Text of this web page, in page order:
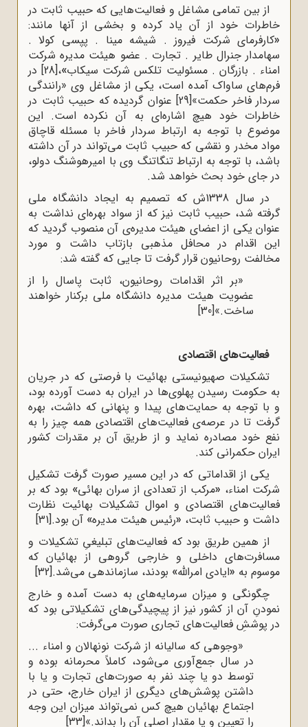
از بین تمامی مشاغل و فعالیت‌هایی که حبیب ثابت در
خاطرات خود از آن یاد کرده و بخشی از آنها مانند:
«کارفرمای شرکت فیروز . شیشه مینا . پپسی کولا .
سهامدار جنرال طایر . تجارت . عضو هیئت مدیره شرکت
امناء . بازرگان . مسئولیت تلکس شرکت سیکاب»،[28] در
فرم‌های ساواک آمده است، یکی از مشاغل وی «رانندگی
سردار فاخر حکمت»[29] عنوان گردیده که حبیب ثابت در
خاطرات خود هیچ اشاره‌ای به آن نکرده است. این
موضوع با توجه به ارتباط سردار فاخر با مسئله قاچاق
مواد مخدر و نقشی که حبیب ثابت می‌تواند در آن داشته
باشد، با توجه به ارتباط تنگاتنگ وی با امیرهوشنگ دولو،
در جای خود بحث خواهد شد.
در سال 1338ش که تصمیم به ایجاد دانشگاه ملی
گرفته شد، حبیب ثابت نیز که از سواد بهره‌ای نداشت به
عنوان یکی از اعضای هیئت مدیره‌ی آن منصوب گردید که
این اقدام در محافل مذهبی بازتاب داشت و مورد
مخالفت روحانیون قرار گرفت تا جایی که گفته شد:
«بر اثر اقدامات روحانیون، ثابت پاسال را از
عضویت هیئت مدیره دانشگاه ملی برکنار خواهند
ساخت.»[30]
فعالیت‌های اقتصادی
تشکیلات صهیونیستی بهائیت با فرصتی که در جریان
به حکومت رسیدن پهلوی‌ها در ایران به دست آورده بود،
و با توجه به حمایت‌های پیدا و پنهانی که داشت، بهره
گرفت تا در عرصه‌ی فعالیت‌های اقتصادی همه چیز را به
نفع خود مصادره نماید و از طریق آن بر مقدرات کشور
ایران حکمرانی کند.
یکی از اقداماتی که در این مسیر صورت گرفت تشکیل
شرکت امناء، «مرکب از تعدادی از سران بهائی» بود که بر
فعالیت‌های اقتصادی و اموال تشکیلات بهائیت نظارت
داشت و حبیب ثابت، «رئیس هیئت مدیره» آن بود.[31]
از همین طریق بود که فعالیت‌های تبلیغیِ تشکیلات و
مسافرت‌های داخلی و خارجی گروهی از بهائیان که
موسوم به «ایادی امرالله» بودند، سازماندهی می‌شد.[32]
چگونگی و میزان سرمایه‌های به دست آمده و خارج
نمودنِ آن از کشور نیز از پیچیدگی‌های تشکیلاتی بود که
در پوششِ فعالیت‌های تجاری صورت می‌گرفت:
«وجوهی که سالیانه از شرکت نونهالان و امناء ...
در سال جمع‌آوری می‌شود، کاملاً محرمانه بوده و
توسط دو یا چند نفر به صورت‌های تجارت و یا با
داشتن پوشش‌های دیگری از ایران خارج، حتی در
اجتماع بهائیان هیچ کس نمی‌تواند میزان این وجه
را تعیین و یا مقدار اصلی آن را بداند.»[33]